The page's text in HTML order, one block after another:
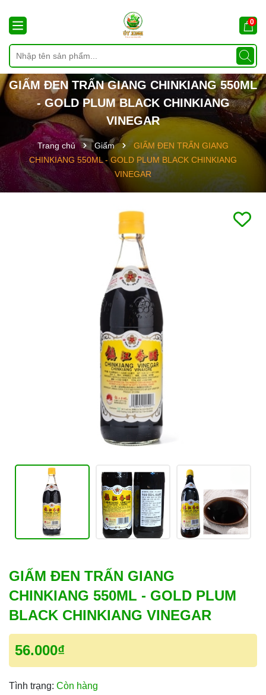
0
GIẤM ĐEN TRẤN GIANG CHINKIANG 550ML
- GOLD PLUM BLACK CHINKIANG
VINEGAR
Trang chủ Giấm
GIẤM ĐEN TRẤN GIANG
CHINKIANG 550ML - GOLD PLUM BLACK CHINKIANG
VINEGAR
GIẤM ĐEN TRẤN GIANG
CHINKIANG 550ML - GOLD PLUM
BLACK CHINKIANG VINEGAR
56.000₫
Tình trạng: Còn hàng